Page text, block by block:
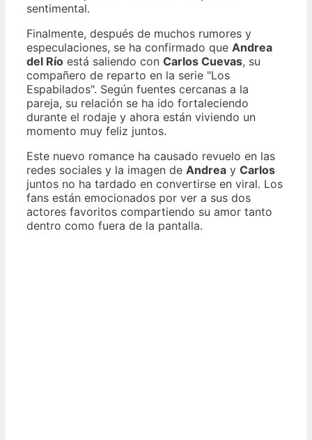
sentimental.
Finalmente, después de muchos rumores y
especulaciones, se ha confirmado que Andrea
del Río está saliendo con Carlos Cuevas, su
compañero de reparto en la serie "Los
Espabilados". Según fuentes cercanas a la
pareja, su relación se ha ido fortaleciendo
durante el rodaje y ahora están viviendo un
momento muy feliz juntos.
Este nuevo romance ha causado revuelo en las
redes sociales y la imagen de Andrea y Carlos
juntos no ha tardado en convertirse en viral. Los
fans están emocionados por ver a sus dos
actores favoritos compartiendo su amor tanto
dentro como fuera de la pantalla.